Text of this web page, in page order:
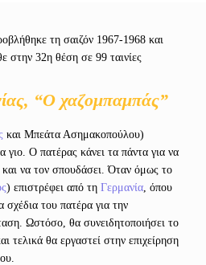
τη σαιζόν 1967-1968 και
στην 32η θέση σε 99 ταινίες
“Ο χαζομπαμπάς”
και Μπεάτα Ασημακοπούλου)
γιο. Ο πατέρας κάνει τα πάντα για να
να τον σπουδάσει. Όταν όμως το
) επιστρέφει από τη Γερμανία , όπου
του πατέρα για την
Ωστόσο, θα συνειδητοποιήσει το
τελικά θα εργαστεί στην επιχείρηση